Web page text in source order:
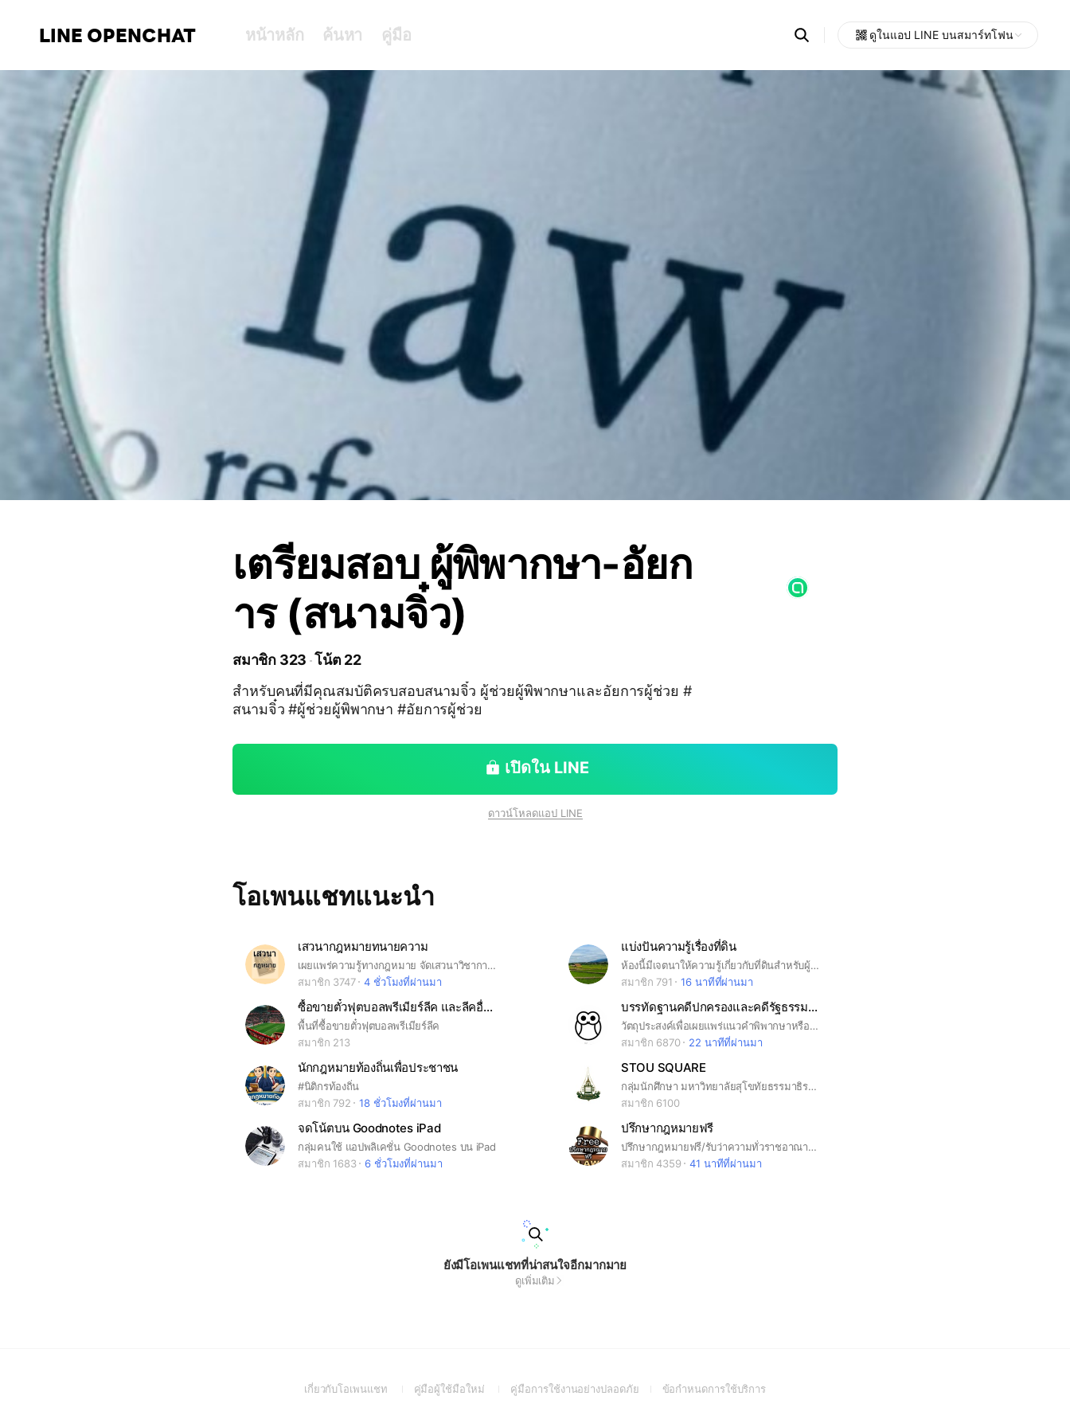
LINE OPENCHAT หน้าหลัก ค้นหา คู่มือ Search
OpenChats
messages
search
ดูในแอป LINE บนสมาร์ทโฟน
เตรียมสอบ ผู้พิพากษา-อัยก
าร (สนามจิ๋ว)
สมาชิก 323 โน้ต 22
สำหรับคนที่มีคุณสมบัติครบสอบสนามจิ๋ว ผู้ช่วยผู้พิพากษาและอัยการผู้ช่วย #
สนามจิ๋ว #ผู้ช่วยผู้พิพากษา #อัยการผู้ช่วย
เปิดใน LINE
ดาวน์โหลดแอป LINE
โอเพนแชทแนะนำ
เสวนากฎหมายทนายความ
เผยแพร่ความรู้ทางกฎหมาย จัดเสวนาวิชาการอบรมกฎหมายให้กับทนายความและนักกฎหมายทั่วประเทศไทย
สมาชิก 3747
4 ชั่วโมงที่ผ่านมา
แบ่งปันความรู้เรื่องที่ดิน
ห้องนี้มีเจตนาให้ความรู้เกี่ยวกับที่ดินสำหรับผู้ที่สนใจเรื่องที่ดินหรือผู้ที่เดือดร้อนเรื่องที่ดินช่องของผมขอเป็นส่วนหนึ่งในการให้คำปรึกษาเพื่อเป็นแนวทางในการปฏิบัติ ตามขั้นตอนต่างๆได้อย่างถูกต้อง หวังว่าคงจะช่วยแก้ปัญหาได้ไม่มากก็น้อยและขอขอบคุณสมาชิกทุกท่านที่ให้การสนับสนุนเสมอมาขอบคุณครับ
สมาชิก 791
16 นาทีที่ผ่านมา
ซื้อขายตั๋วฟุตบอลพรีเมียร์ลีค และลีคอื่นทั่วยุโรป
พื้นที่ซื้อขายตั๋วฟุตบอลพรีเมียร์ลีค
สมาชิก 213
บรรทัดฐานคดีปกครองและคดีรัฐธรรมนูญ
วัตถุประสงค์เพื่อเผยแพร่แนวคำพิพากษาหรือคำสั่งในคดีปกครอง รวมถึงคำวินิจฉัยของศาลรัฐธรรมนูญ และแนวกฎหมายมหาชนต่างๆ (ไม่ใช่กลุ่มติว หรือกลุ่มปรึกษาคดีความ)
สมาชิก 6870
22 นาทีที่ผ่านมา
นักกฎหมายท้องถิ่นเพื่อประชาชน
#นิติกรท้องถิ่น
สมาชิก 792
18 ชั่วโมงที่ผ่านมา
STOU SQUARE
กลุ่มนักศึกษา มหาวิทยาลัยสุโขทัยธรรมาธิราช (มสธ.) Sukhothai Thammathirat Open University [STOU]
สมาชิก 6100
จดโน้ตบน Goodnotes iPad
กลุ่มคนใช้ แอปพลิเคชั่น Goodnotes บน iPad
สมาชิก 1683
6 ชั่วโมงที่ผ่านมา
ปรึกษากฎหมายฟรี
ปรึกษากฎหมายฟรี/รับว่าความทั่วราชอาณาจักร
สมาชิก 4359
41 นาทีที่ผ่านมา
ยังมีโอเพนแชทที่น่าสนใจอีกมากมาย
ดูเพิ่มเติม
เกี่ยวกับโอเพนแชท
(Openคู่มือผู้ใช้มือใหม่
(Openคู่มือการใช้งานอย่างปลอดภัย(Openข้อกำหนดการใช้บริการ(Open